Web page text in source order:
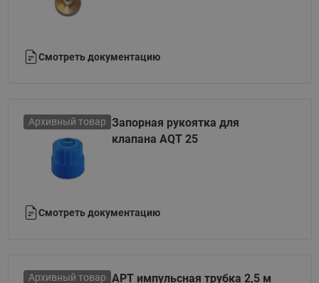
Смотреть документацию
Архивный товар Запорная рукоятка для
клапана AQT 25
Смотреть документацию
Архивный товар APT импульсная трубка 2,5 м